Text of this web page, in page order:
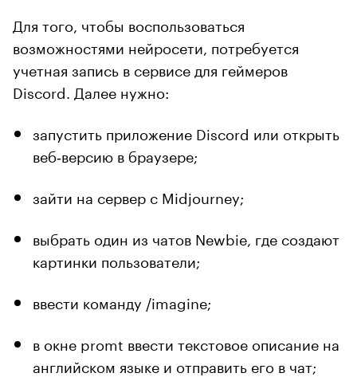
Для того, чтобы воспользоваться
возможностями нейросети, потребуется
учетная запись в сервисе для геймеров
Discord. Далее нужно:
запустить приложение Discord или открыть
веб‑версию в браузере;
зайти на сервер с Midjourney;
выбрать один из чатов Newbie, где создают
картинки пользователи;
ввести команду /imagine;
в окне promt ввести текстовое описание на
английском языке и отправить его в чат;